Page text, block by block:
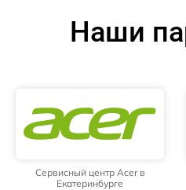
Наши
Сервисный центр Acer в
Екатеринбурге